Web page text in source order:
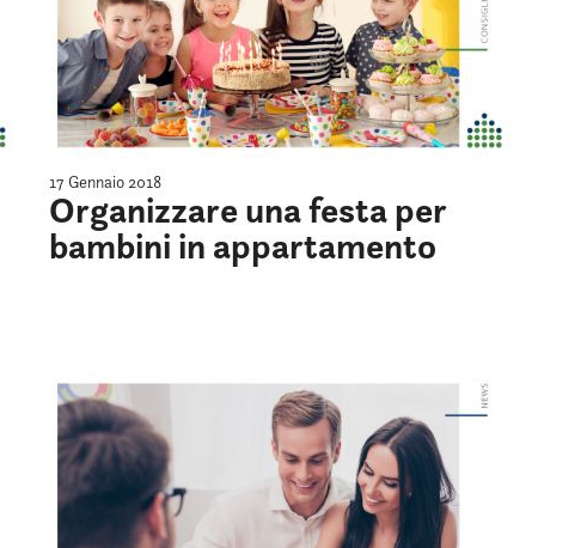
17 Gennaio 2018
Organizzare una festa per
bambini in appartamento